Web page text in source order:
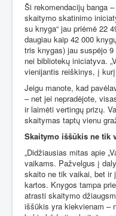
Ši rekomendacijų banga
skaitymo skatinimo
su knyga“ jau priėmė 22
daugiau kaip 42 000
tris knygas) jau suspėjo
nei bibliotekų iniciatyva.
vienijantis reiškinys, į
Jeigu manote, kad
– net jei nepradėjote,
ir laimėti vertingų prizų.
skaitymas taptų vienu
Skaitymo iššūkis ne tik
„Didžiausias mitas apie
vaikams. Pažvelgus į
skaito ne tik vaikai, bet ir
kartos. Knygos tampa
atrasti skaitymo
iššūkis yra kiekvienam –